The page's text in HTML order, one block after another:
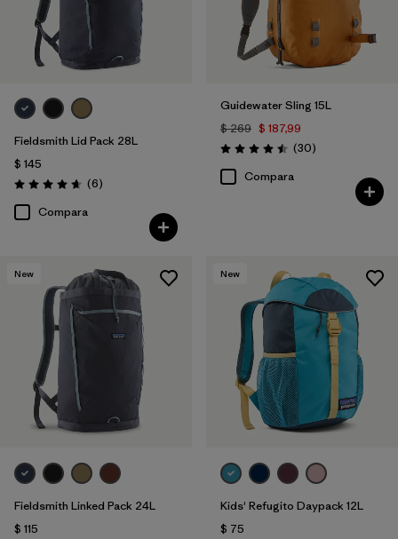
Fieldsmith Lid Pack 28L
$ 145
Valoración: 4.7 / 5
(6Comentarios
)
Compara
Guidewater Sling 15L
$ 269 $ 187,99
Valoración: 4.5 / 5
(30Comentarios
)
Compara
New
Fieldsmith Linked Pack 24L
$ 115
New
Kids' Refugito Daypack 12L
$ 75